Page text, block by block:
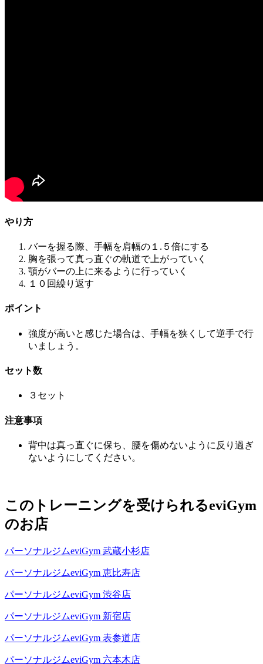
やり方
バーを握る際、手幅を肩幅の１.５倍にする
胸を張って真っ直ぐの軌道で上がっていく
顎がバーの上に来るように行っていく
１０回繰り返す
ポイント
強度が高いと感じた場合は、手幅を狭くして逆手で行
いましょう。
セット数
３セット
注意事項
背中は真っ直ぐに保ち、腰を傷めないように反り過ぎ
ないようにしてください。
このトレーニングを受けられるeviGym
のお店
パーソナルジムeviGym 武蔵小杉店
パーソナルジムeviGym 恵比寿店
パーソナルジムeviGym 渋谷店
パーソナルジムeviGym 新宿店
パーソナルジムeviGym 表参道店
パーソナルジムeviGym 六本木店